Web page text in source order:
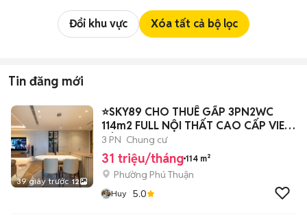
Đổi khu vực Xóa tất cả bộ lọc
Tin đăng mới
39 giây trước 12
⭐SKY89 CHO THUÊ GẤP 3PN2WC
114m2 FULL NỘI THẤT CAO CẤP VIEW
SÔNG
3 PN Chung cư
31 triệu/tháng 114 m²
Phường Phú Thuận
Huy 5.0